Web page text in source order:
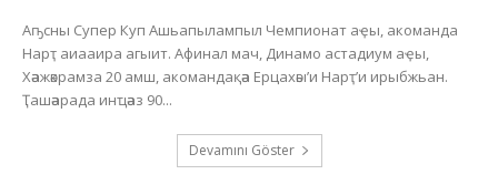
Аҧсны Супер Куп Ашьапылампыл Чемпионат аҿы, акоманда
Нарҭ аиааира агыит. Афинал мач, Динамо астадиум аҿы,
Хәажәкрамза 20 амш, акомандақәа Ерцахәы’и Нарҭ’и ирыбжьан.
Ҭашәарада инҵәаз 90...
Devamını Göster